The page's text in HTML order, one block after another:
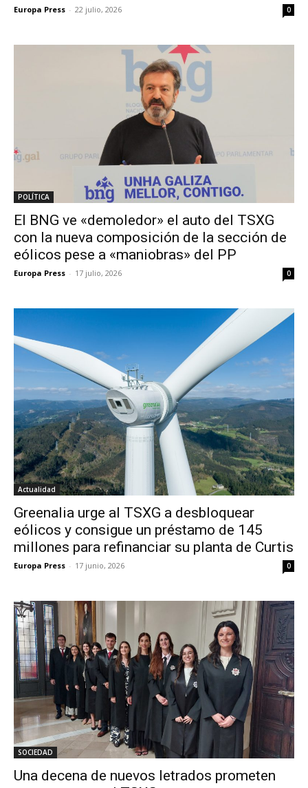
Europa Press - 22 julio, 2026 0
POLÍTICA
El BNG ve «demoledor» el auto del TSXG
con la nueva composición de la sección de
eólicos pese a «maniobras» del PP
Europa Press - 17 julio, 2026 0
Actualidad
Greenalia urge al TSXG a desbloquear
eólicos y consigue un préstamo de 145
millones para refinanciar su planta de Curtis
Europa Press - 17 junio, 2026 0
SOCIEDAD
Una decena de nuevos letrados prometen